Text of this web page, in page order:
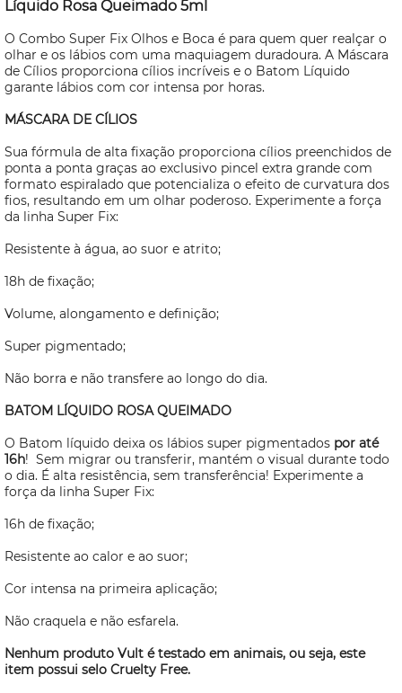
Líquido Rosa Queimado 5ml
O Combo Super Fix Olhos e Boca é para quem quer realçar o
olhar e os lábios com uma maquiagem duradoura. A Máscara
de Cílios proporciona cílios incríveis e o Batom Líquido
garante lábios com cor intensa por horas.
MÁSCARA DE CÍLIOS
Sua fórmula de alta fixação proporciona cílios preenchidos de
ponta a ponta graças ao exclusivo pincel extra grande com
formato espiralado que potencializa o efeito de curvatura dos
fios, resultando em um olhar poderoso. Experimente a força
da linha Super Fix:
Resistente à água, ao suor e atrito;
18h de fixação;
Volume, alongamento e definição;
Super pigmentado;
Não borra e não transfere ao longo do dia.
BATOM LÍQUIDO ROSA QUEIMADO
O Batom líquido deixa os lábios super pigmentados por até
16h! Sem migrar ou transferir, mantém o visual durante todo
o dia. É alta resistência, sem transferência! Experimente a
força da linha Super Fix:
16h de fixação;
Resistente ao calor e ao suor;
Cor intensa na primeira aplicação;
Não craquela e não esfarela.
Nenhum produto Vult é testado em animais, ou seja, este
item possui selo Cruelty Free.